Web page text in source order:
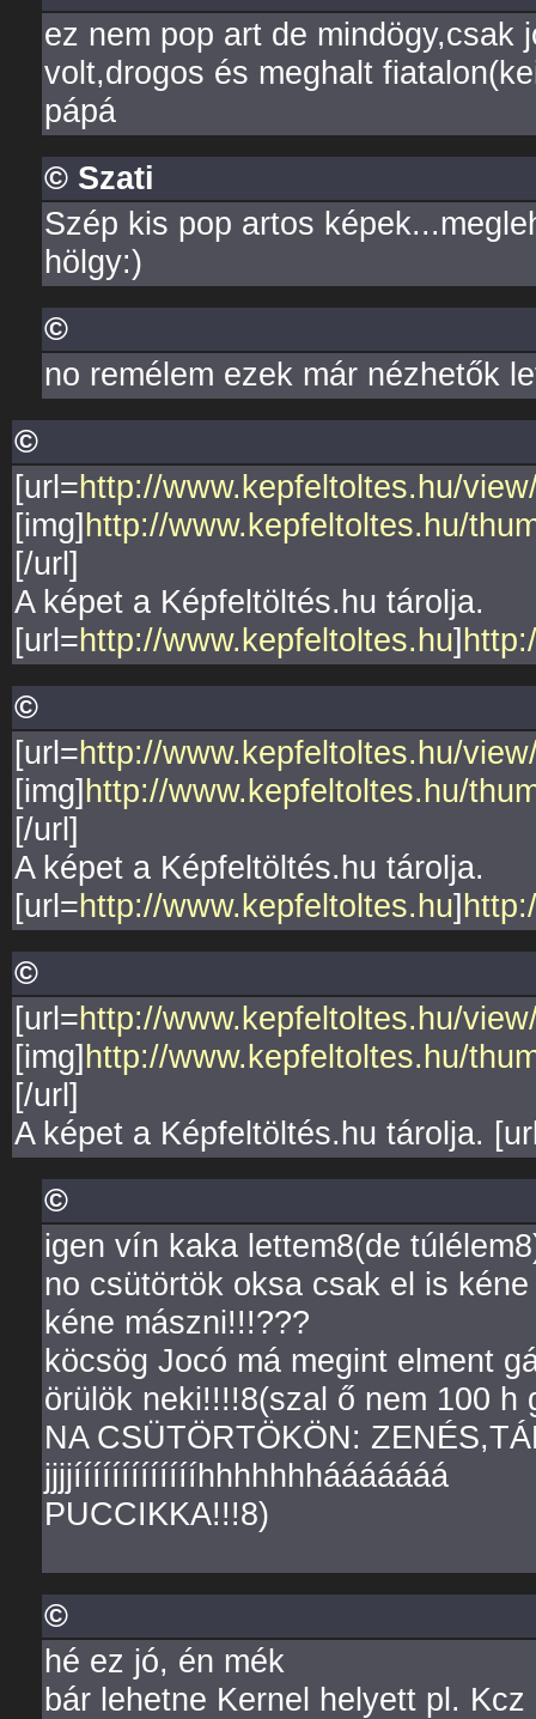
ez nem pop art de mindögy,csak
volt,drogos és meghalt
pápá
© Szati
Szép kis pop artos
hölgy:)
©
no remélem ezek már nézhetők
©
[url=http://www.kepfeltoltes.hu/
[img]http://www.kepfeltoltes.hu/
[/url]
A képet a Képfeltöltés.hu tárolja.
[url=http://www.kepfeltoltes.hu]
©
[url=http://www.kepfeltoltes.hu/
[img]http://www.kepfeltoltes.hu/
[/url]
A képet a Képfeltöltés.hu tárolja.
[url=http://www.kepfeltoltes.hu]
©
[url=http://www.kepfeltoltes.hu/
[img]http://www.kepfeltoltes.hu/
[/url]
A képet a Képfeltöltés.hu tárolja.
©
igen vín kaka lettem8(de
no csütörtök oksa csak el is
kéne mászni!!!???
köcsög Jocó má megint elment
örülök neki!!!!8(szal ő nem 100 h
NA CSÜTÖRTÖKÖN:
jjjjíííííííííííííhhhhhhhááááááá
PUCCIKKA!!!8)
©
hé ez jó, én mék
bár lehetne Kernel helyett pl. Kcz